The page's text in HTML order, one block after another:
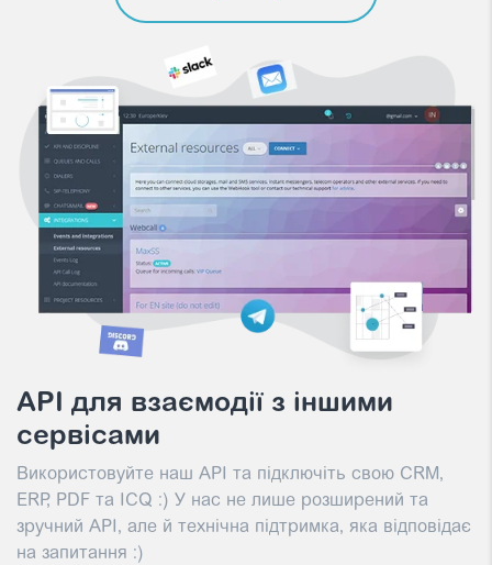
API для взаємодії з іншими
сервісами
Використовуйте наш API та підключіть свою CRM,
ERP, PDF та ICQ :) У нас не лише розширений та
зручний API, але й технічна підтримка, яка відповідає
на запитання :)